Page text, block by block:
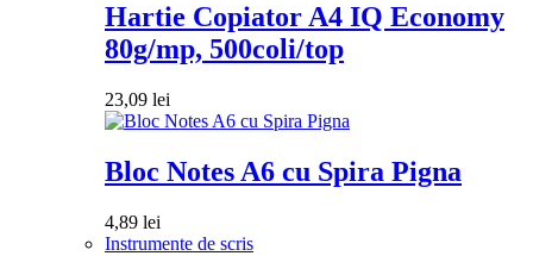
Hartie Copiator A4 IQ Economy
80g/mp, 500coli/top
23,09 lei
Bloc Notes A6 cu Spira Pigna
4,89 lei
Instrumente de scris